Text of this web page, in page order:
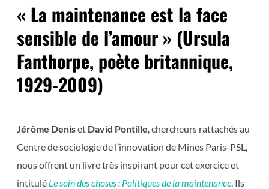
« La maintenance est la face
sensible de l’amour » (Ursula
Fanthorpe, poète britannique,
1929-2009)
Jérôme Deniset David Pontille, chercheurs rattachés au
Centre de sociologie de l’innovation de Mines Paris-PSL,
nous offrent un livre très inspirant pour cet exercice et
intitulé Le soin des choses : Politiques de la maintenance. Ils